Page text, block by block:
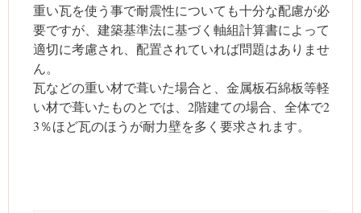
重い瓦を使う事で耐震性についても十分な配慮が必
要ですが、建築基準法に基づく軸組計算書によって
適切に考慮され、配置されていれば問題はありませ
ん。
瓦などの重い材で葺いた場合と、金属板石綿板等軽
い材で葺いたものとでは、2階建ての場合、全体で2
3％ほど瓦のほうが耐力壁を多く要求されます。